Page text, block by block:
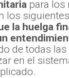
para los
los
la huelga
de todas
en el